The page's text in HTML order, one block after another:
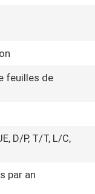
feuilles de
D/P, T/T, L/C,
par an